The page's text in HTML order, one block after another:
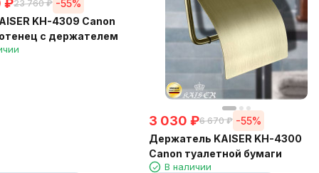
₽23 760 ₽ -55%
KH-4309 Canon
с держателем
3 030 ₽6 670 ₽ -55%
Держатель KAISER KH-4300
Canon туалетной бумаги
В наличии